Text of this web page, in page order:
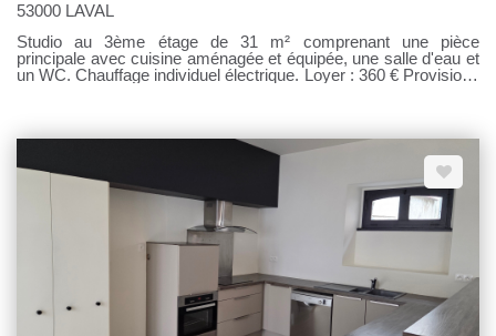
53000 LAVAL
Studio au 3ème étage de 31 m² comprenant une pièce
principale avec cuisine aménagée et équipée, une salle d'eau et
un WC. Chauffage individuel électrique. Loyer : 360 € Provisions
transmettre votre dossier par mail.